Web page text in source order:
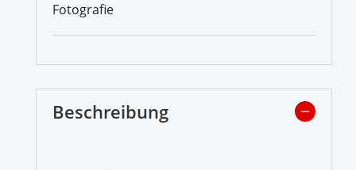
Fotografie
Beschreibung